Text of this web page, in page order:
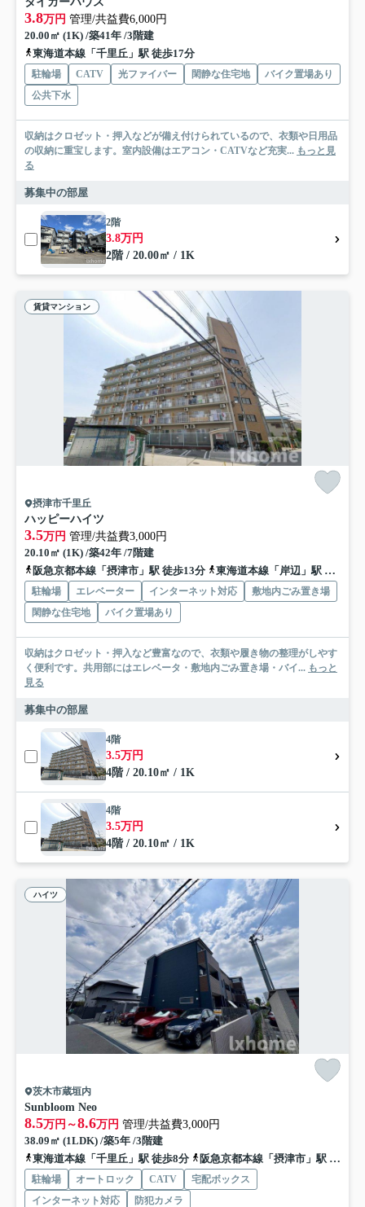
3.8万円 管理/共益費6,000円
20.00㎡ (1K) /築41年 /3階建
東海道本線「千里丘」駅 徒歩17分
駐輪場 CATV 光ファイバー 閑静な住宅地
バイク置場あり
公共下水
収納はクロゼット・押入などが備え付けられているので、衣類や日用品
の収納に重宝します。室内設備はエアコン・CATVなど充実... もっと見
る
募集中の部屋
2階
3.8万円
2階 / 20.00㎡ / 1K
賃貸マンション
摂津市千里丘
ハッピーハイツ
3.5万円 管理/共益費3,000円
20.10㎡ (1K) /築42年 /7階建
阪急京都本線「摂津市」駅 徒歩13分
東海道本線「岸辺」駅 徒歩14分
駐輪場 エレベーター インターネット対応
敷地内ごみ置き場
閑静な住宅地
バイク置場あり
収納はクロゼット・押入など豊富なので、衣類や履き物の整理がしやす
く便利です。共用部にはエレベータ・敷地内ごみ置き場・バイ... もっと
見る
募集中の部屋
4階
3.5万円
4階 / 20.10㎡ / 1K
4階
3.5万円
4階 / 20.10㎡ / 1K
ハイツ
茨木市蔵垣内
Sunbloom Neo
8.5万円～8.6万円 管理/共益費3,000円
38.09㎡ (1LDK) /築5年 /3階建
東海道本線「千里丘」駅 徒歩8分
阪急京都本線「摂津市」駅 徒歩12分
駐輪場 オートロック CATV
宅配ボックス
インターネット対応
防犯カメラ